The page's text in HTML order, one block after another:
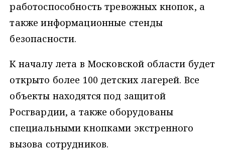
работоспособность тревожных кнопок, а
также информационные стенды
безопасности.
К началу лета в Московской области будет
открыто более 100 детских лагерей. Все
объекты находятся под защитой
Росгвардии, а также оборудованы
специальными кнопками экстренного
вызова сотрудников.